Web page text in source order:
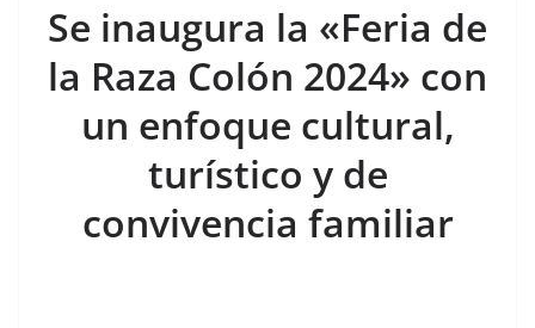
c
e
b
o
k
itt
er
ai
l
at
s
A
p
p
ss
e
n
g
er
e
gr
a
m
m
p
ar
tir
Se inaugura la «Feria de
la Raza Colón 2024» con
un enfoque cultural,
turístico y de
convivencia familiar